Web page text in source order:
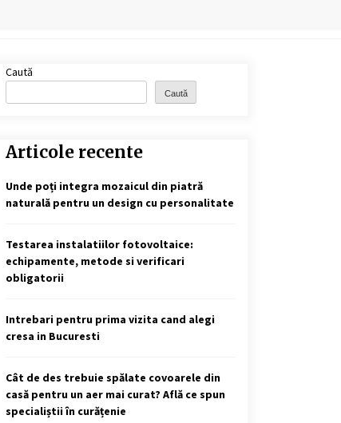
2 ani ago
Cotele Dunării: Monitorizare și
Caută
Caută
Articole recente
Unde poți integra mozaicul din piatră
naturală pentru un design cu personalitate
Testarea instalatiilor fotovoltaice:
echipamente, metode si verificari
obligatorii
Intrebari pentru prima vizita cand alegi
cresa in Bucuresti
Cât de des trebuie spălate covoarele din
casă pentru un aer mai curat? Află ce spun
specialiștii în curățenie